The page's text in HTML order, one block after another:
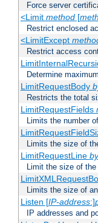
Force server
<Limit method[
Restrict enclosed
<LimitExcept
Restrict access
Determine
LimitRequestBody
Restricts the total
LimitRequestFields
Limits the number
Limits the size of
LimitRequestLine
Limit the size of
Limits the size of
Listen [IP-address:]
IP addresses and